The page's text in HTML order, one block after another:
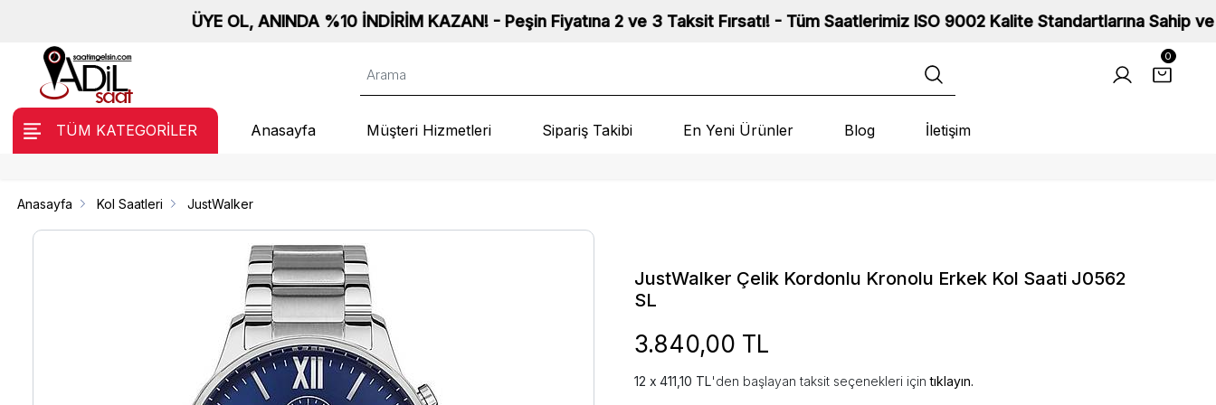
ÜYE OL, ANINDA %10 İNDİRİM KAZAN! - Peşin Fiyatına 2 ve 3 Taksit Fırsatı! - Tüm Saatlerimiz ISO 9002 Kalite Standartlarına Sahip ve 2 Yıl
0
TÜM KATEGORİLER Anasayfa Müşteri Hizmetleri Sipariş Takibi En Yeni Ürünler Blog İletişim
Anasayfa Kol Saatleri JustWalker
JustWalker Çelik Kordonlu Kronolu Erkek Kol Saati J0562
SL
3.840,00 TL
411,10 TL'den başlayan taksit seçenekleri içintıklayın.